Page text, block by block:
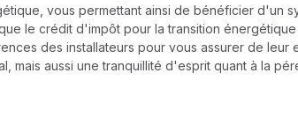
vous permettant ainsi de bénéficier d'un
le crédit d'impôt pour la transition
des installateurs pour vous assurer de leur
mais aussi une tranquillité d'esprit quant à la